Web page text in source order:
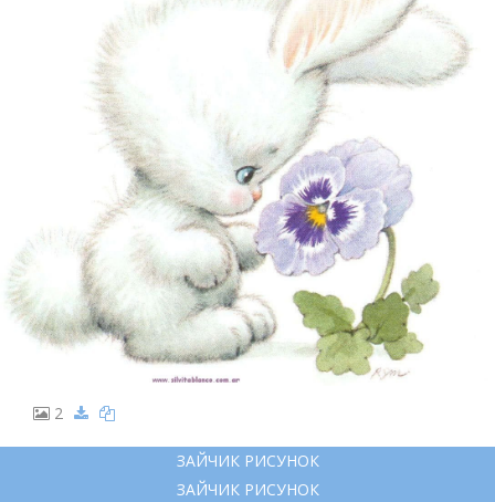
2
ЗАЙЧИК РИСУНОК
ЗАЙЧИК РИСУНОК